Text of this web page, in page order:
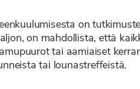
on
on mahdollista, että
tai aamiaiset
tai lounastreffeistä.